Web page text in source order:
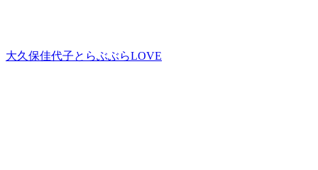
大久保佳代子とらぶぶらLOVE